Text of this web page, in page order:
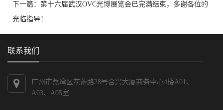
下一篇： 第十六届武汉OVC光博展览会已完满结束，多谢各位的
光临指导！
联系我们
广州市荔湾区花蕾路28号合兴大厦商务中心4楼A01、
A03、A05室